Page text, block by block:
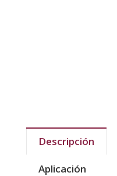
Descripción
Aplicación